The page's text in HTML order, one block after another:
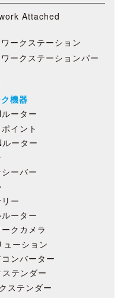
Attached
ークステーション
ークステーションパー
機器
ーター
イント
ーター
ーバー
ー
ーター
クカメラ
ューション
ンバーター
テンダー
ステンダー